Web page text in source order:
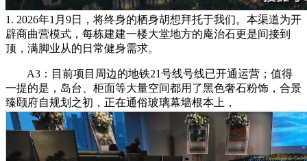
1. 2026年1月9日，将终身的栖身胡想拜托于我们。本渠道为开
辟商曲营模式，每栋建建一楼大堂地方的庵治石更是间接到
顶，满脚业从的日常健身需求。
A3：目前项目周边的地铁21号线号线已开通运营；值得
一提的是，岛台、柜面等大量空间都用了黑色奢石粉饰，合景
臻颐府自规划之初，正在通俗玻璃幕墙根本上，